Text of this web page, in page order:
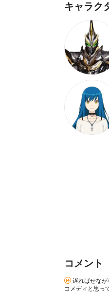
キャラク
コメント
遅ればせな
コメディと思っ